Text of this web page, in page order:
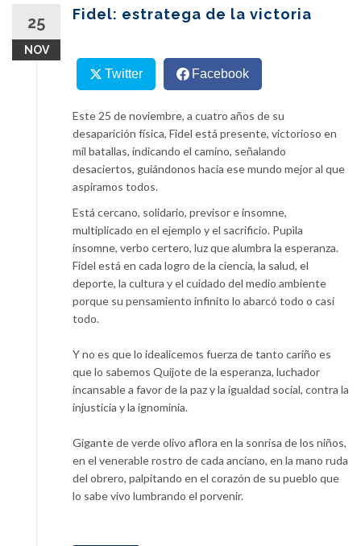
25
NOV
Fidel: estratega de la victoria
Twitter Facebook
Este 25 de noviembre, a cuatro años de su
desaparición física, Fidel está presente, victorioso en
mil batallas, indicando el camino, señalando
desaciertos, guiándonos hacia ese mundo mejor al que
aspiramos todos.
Está cercano, solidario, previsor e insomne,
multiplicado en el ejemplo y el sacrificio. Pupìla
insomne, verbo certero, luz que alumbra la esperanza.
Fidel está en cada logro de la ciencia, la salud, el
deporte, la cultura y el cuidado del medio ambiente
porque su pensamiento infinito lo abarcó todo o casi
todo.
Y no es que lo idealicemos fuerza de tanto cariño es
que lo sabemos Quijote de la esperanza, luchador
incansable a favor de la paz y la igualdad social, contra la
injusticia y la ignominia.
Gigante de verde olivo aflora en la sonrisa de los niños,
en el venerable rostro de cada anciano, en la mano ruda
del obrero, palpitando en el corazón de su pueblo que
lo sabe vivo lumbrando el porvenir.